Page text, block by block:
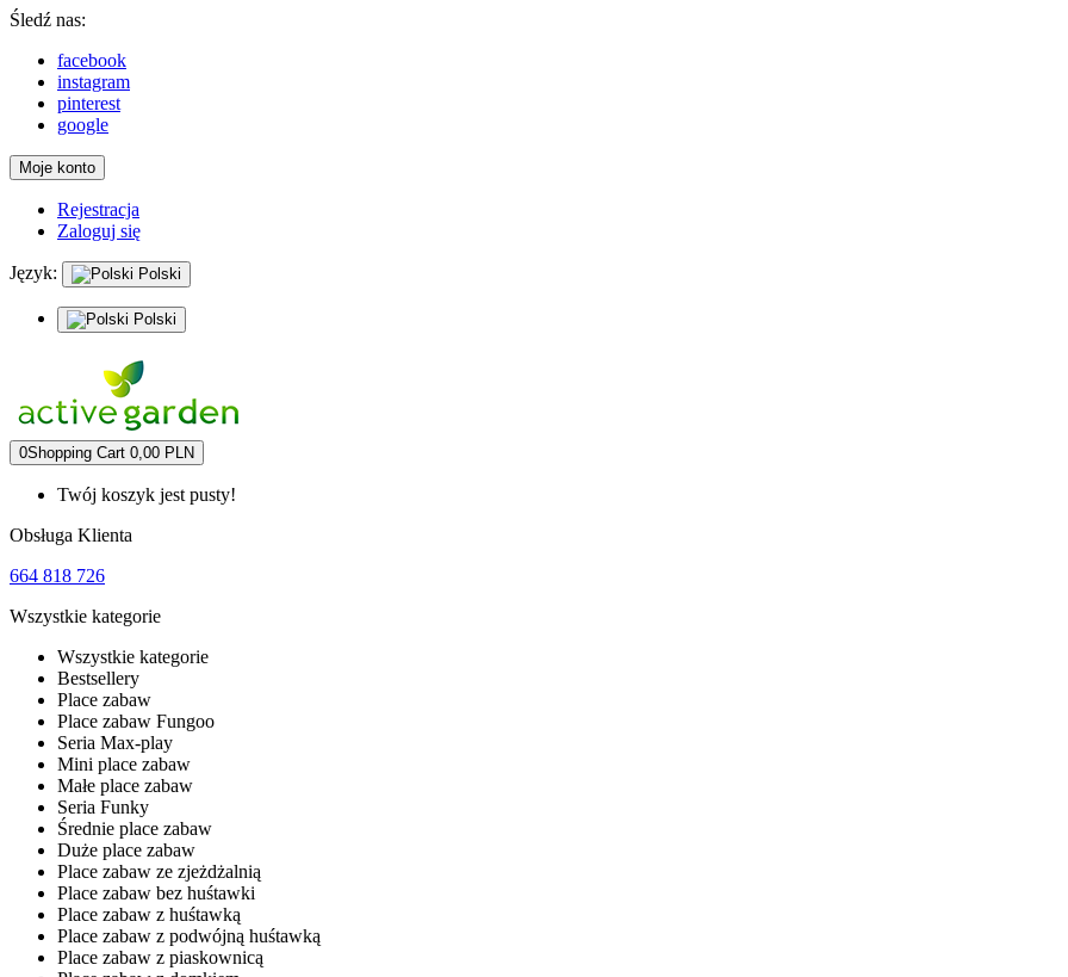
Śledź nas:
facebook
instagram
pinterest
google
Moje konto
Rejestracja
Zaloguj się
Język: Polski
Polski
0Shopping Cart 0,00 PLN
Twój koszyk jest pusty!
Obsługa Klienta
664 818 726
Wszystkie kategorie
Wszystkie kategorie
Bestsellery
Place zabaw
Place zabaw Fungoo
Seria Max-play
Mini place zabaw
Małe place zabaw
Seria Funky
Średnie place zabaw
Duże place zabaw
Place zabaw ze zjeżdżalnią
Place zabaw bez huśtawki
Place zabaw z huśtawką
Place zabaw z podwójną huśtawką
Place zabaw z piaskownicą